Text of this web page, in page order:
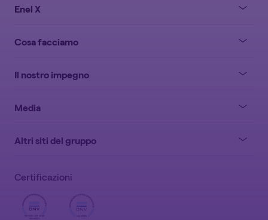
Enel X
Cosa facciamo
Il nostro impegno
Media
Altri siti del gruppo
Certificazioni